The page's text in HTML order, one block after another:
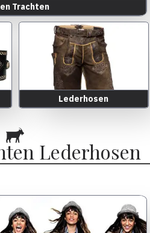
Trachten
Lederhosen
Lederhosen